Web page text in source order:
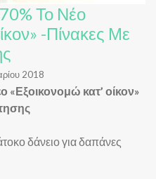
Το Νέο
-Πίνακες Με
2018
«Εξοικονομώ κατ’ οίκον»
δάνειο για δαπάνες